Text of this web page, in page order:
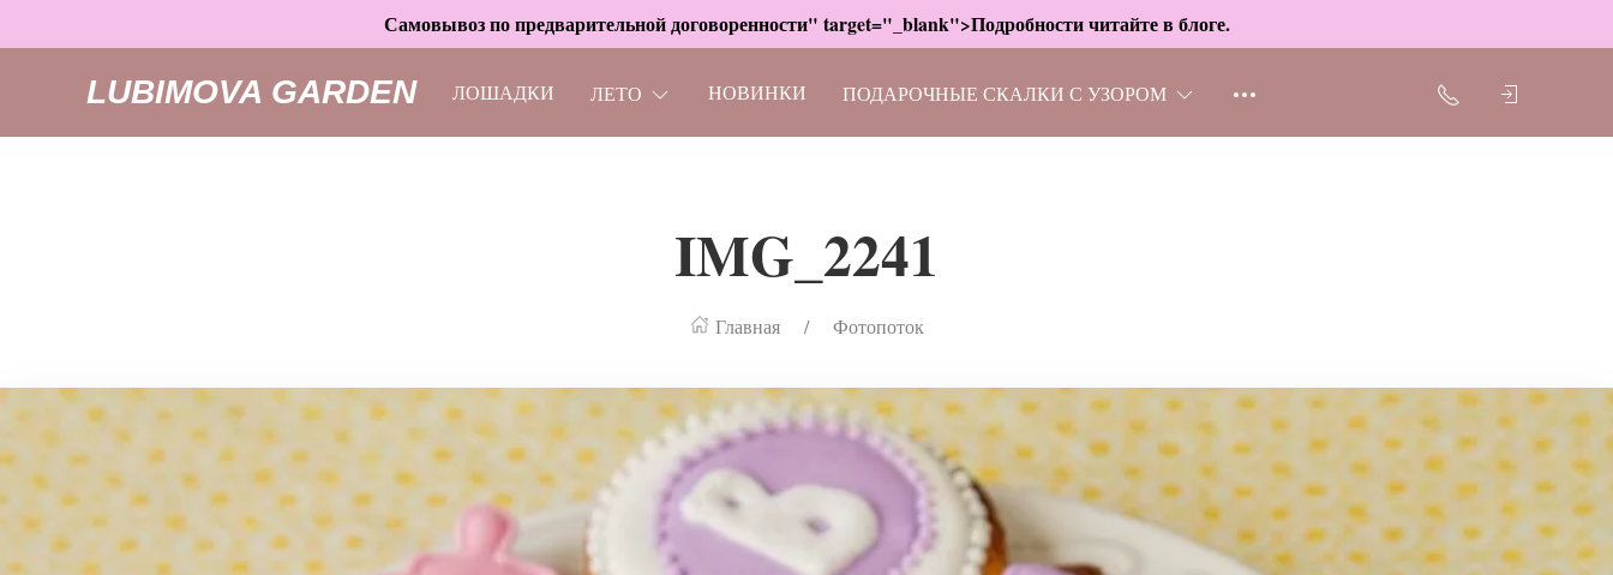
Самовывоз по предварительной договоренности" target="_blank">Подробности читайте в блоге.
LUBIMOVA GARDEN ЛОШАДКИ ЛЕТО НОВИНКИ ПОДАРОЧНЫЕ СКАЛКИ С УЗОРОМ
IMG_2241
Главная Фотопоток